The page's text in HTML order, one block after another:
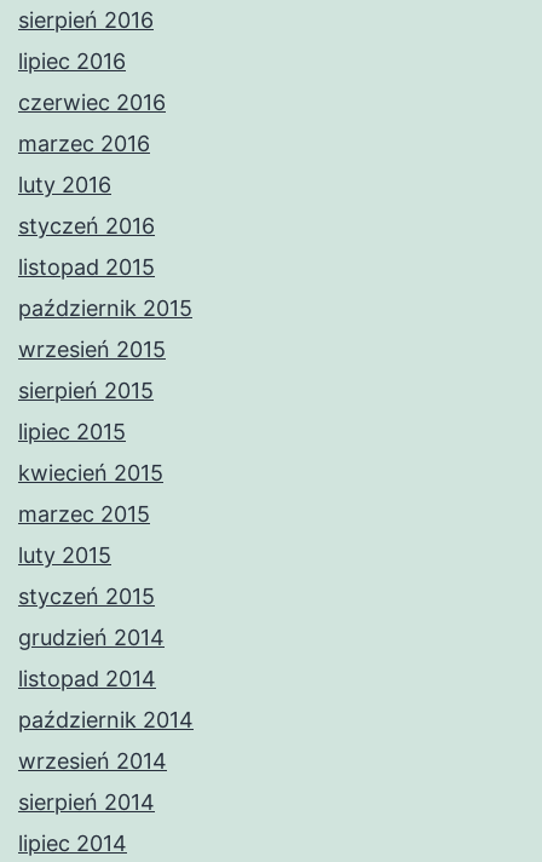
sierpień 2016
lipiec 2016
czerwiec 2016
marzec 2016
luty 2016
styczeń 2016
listopad 2015
październik 2015
wrzesień 2015
sierpień 2015
lipiec 2015
kwiecień 2015
marzec 2015
luty 2015
styczeń 2015
grudzień 2014
listopad 2014
październik 2014
wrzesień 2014
sierpień 2014
lipiec 2014